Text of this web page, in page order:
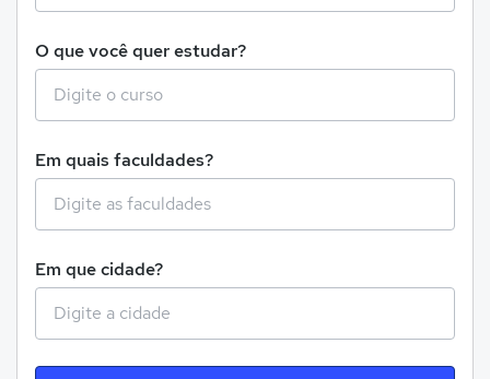
O que você quer estudar?
Em quais faculdades?
Em que cidade?